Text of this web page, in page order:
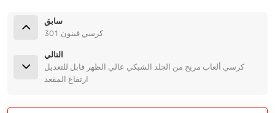
سابق
كرسي فينون 301
التالي
كرسي ألعاب مريح من الجلد الشبكي عالي الظهر قابل للتعديل
ارتفاع المقعد